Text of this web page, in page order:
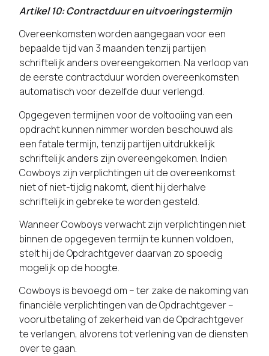
Artikel 10: Contractduur en uitvoeringstermijn
Overeenkomsten worden aangegaan voor een
bepaalde tijd van 3 maanden tenzij partijen
schriftelijk anders overeengekomen. Na verloop van
de eerste contractduur worden overeenkomsten
automatisch voor dezelfde duur verlengd.
Opgegeven termijnen voor de voltooiing van een
opdracht kunnen nimmer worden beschouwd als
een fatale termijn, tenzij partijen uitdrukkelijk
schriftelijk anders zijn overeengekomen. Indien
Cowboys zijn verplichtingen uit de overeenkomst
niet of niet-tijdig nakomt, dient hij derhalve
schriftelijk in gebreke te worden gesteld.
Wanneer Cowboys verwacht zijn verplichtingen niet
binnen de opgegeven termijn te kunnen voldoen,
stelt hij de Opdrachtgever daarvan zo spoedig
mogelijk op de hoogte.
Cowboys is bevoegd om – ter zake de nakoming van
financiële verplichtingen van de Opdrachtgever –
vooruitbetaling of zekerheid van de Opdrachtgever
te verlangen, alvorens tot verlening van de diensten
over te gaan.